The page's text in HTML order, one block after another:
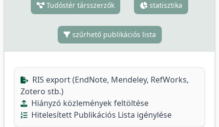
Tudóstér társszerzők statisztika
szűrhető publikációs lista
RIS export (EndNote, Mendeley, RefWorks,
Zotero stb.)
Hiányzó közlemények feltöltése
Hitelesített Publikációs Lista igénylése